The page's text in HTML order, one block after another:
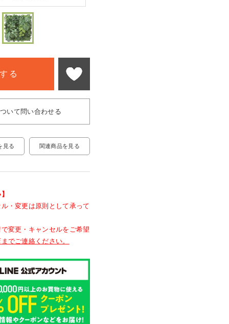
る
いて問い合わせる
見る 関連商品を見る
・変更は原則として承って
変更・キャンセルをご希望
でご連絡ください。